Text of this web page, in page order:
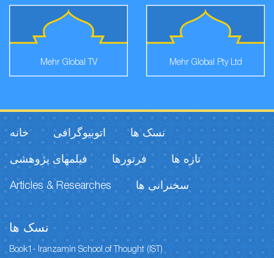
Mehr Global TV Mehr Global Pty Ltd
خانه اتوبیوگرافی نسک ها
فیلمهای پژوهشی فرتورها تازه ها
Articles & Researches سخنرانی ها
نسک ها
Book1- Iranzamin School of Thought (IST)